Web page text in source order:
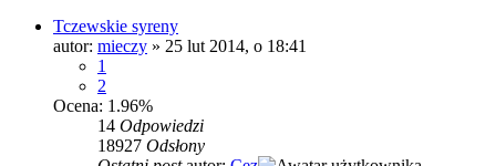
Tczewskie syreny
autor: mieczy » 25 lut 2014, o 18:41
1
2
Ocena: 1.96%
14 Odpowiedzi
18927 Odsłony